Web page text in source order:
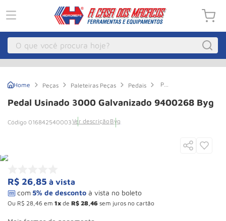
O que você procura hoje?
Peças Paleteiras Peças Pedais
Pedal
3000
Galvanizado
Pedal Usinado 3000 Galvanizado 9400268 Byg
016842540003Ver descrição Byg
R$ 26,85 à vista
Ou R$ 28 46 em 1 de R$ 28 46 sem juros no cartão
Guincho Eletrico
3 º Macaco Hidraulico
4º Macaco Jacare
7 Macaco
8º Talha